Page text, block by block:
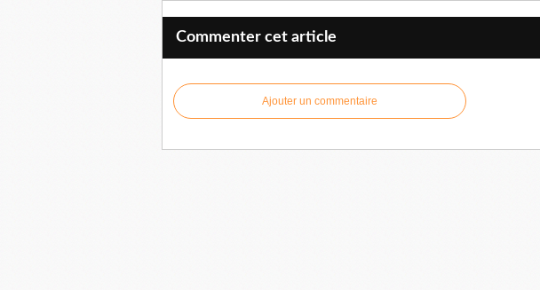
Commenter cet article
Ajouter un commentaire